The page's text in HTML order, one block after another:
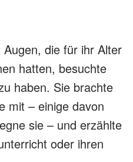
die für ihr Alter
hatten, besuchte
haben. Sie brachte
mit – einige davon
sie – und erzählte
oder ihren